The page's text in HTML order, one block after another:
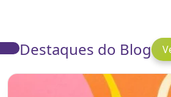
Destaques do Blog